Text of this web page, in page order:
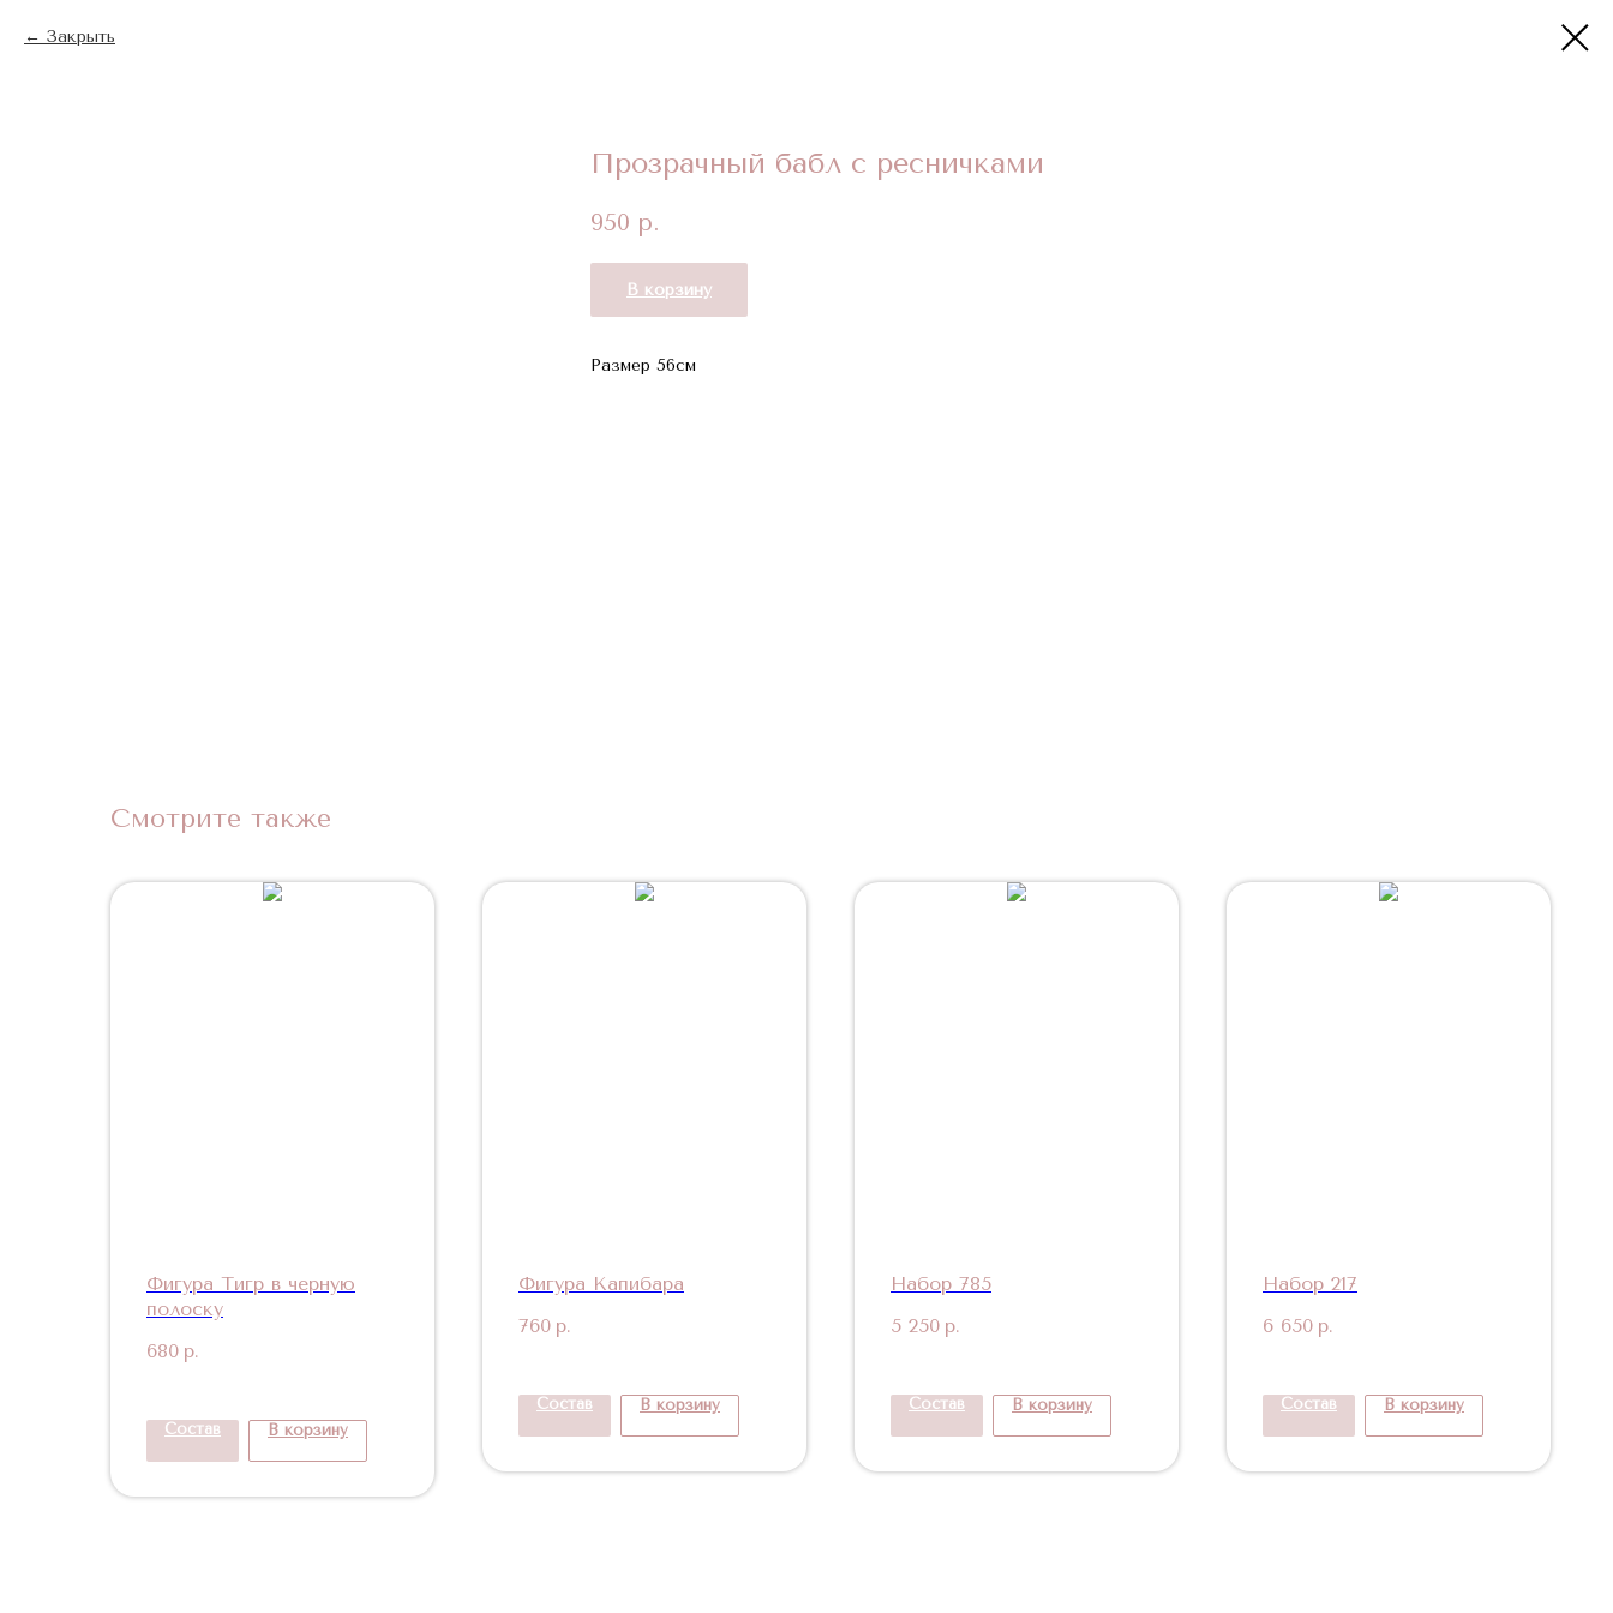
Закрыть
Прозрачный бабл с ресничками
950 р.
В корзину
Размер 56см
Смотрите также
Фигура Тигр в черную
полоску
680 р.
Состав В корзину
Фигура Капибара
760 р.
Состав В корзину
Набор 785
5 250 р.
Состав В корзину
Набор 217
6 650 р.
Состав В корзину